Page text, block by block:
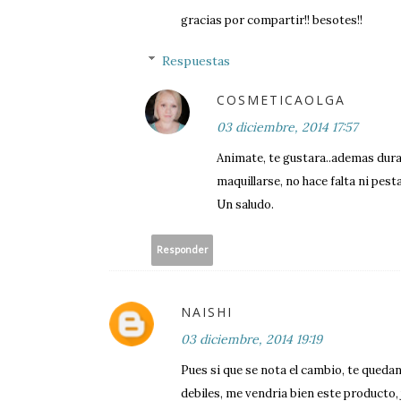
gracias por compartir!! besotes!!
Respuestas
COSMETICAOLGA
03 diciembre, 2014 17:57
Animate, te gustara..ademas
maquillarse, no hace falta ni
Un saludo.
Responder
NAISHI
03 diciembre, 2014 19:19
Pues si que se nota el cambio, te
debiles, me vendria bien este producto,